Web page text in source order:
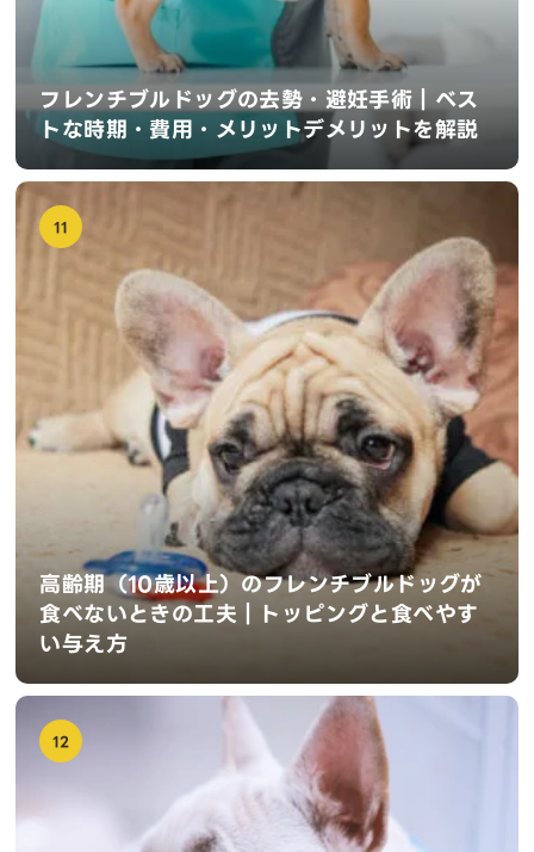
フレンチブルドッグの去勢・避妊手術｜ベス
トな時期・費用・メリットデメリットを解説
11
高齢期（10歳以上）のフレンチブルドッグが
食べないときの工夫｜トッピングと食べやす
い与え方
12